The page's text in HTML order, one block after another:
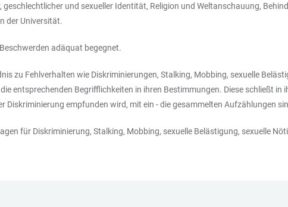
und sexueller Identität, Religion und Weltanschauung,
der Universität.
adäquat begegnet.
zu Fehlverhalten wie Diskriminierungen, Stalking, Mobbing, sexuelle
entsprechenden Begrifflichkeiten in ihren Bestimmungen. Diese schließt
Diskriminierung empfunden wird, mit ein - die gesammelten Aufzählungen
für Diskriminierung, Stalking, Mobbing, sexuelle Belästigung, sexuelle